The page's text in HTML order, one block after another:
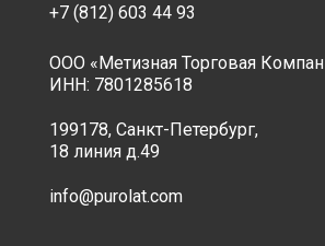
+7 (812) 603 44 93
ООО «Метизная Торговая
ИНН: 7801285618
199178, Санкт-Петербург,
18 линия д.49
info@purolat.com